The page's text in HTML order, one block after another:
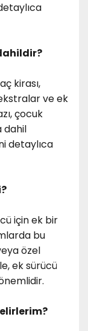
kirası,
ve ek
çocuk
dahil
detaylıca
için ek bir
bu
özel
ek sürücü